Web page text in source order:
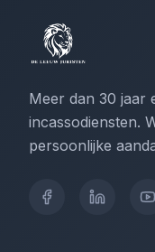
Meer dan 30 jaar
incassodiensten.
persoonlijke